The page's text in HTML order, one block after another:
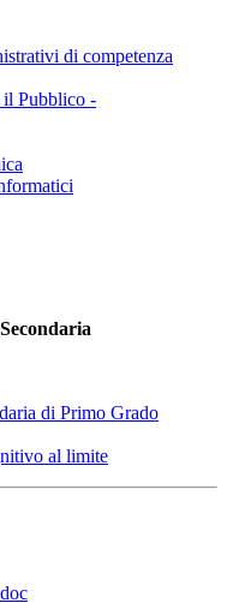
di competenza
Pubblico -
di Primo Grado
al limite